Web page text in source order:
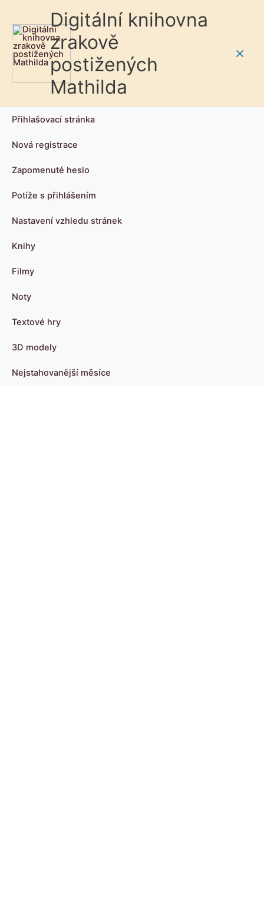
Digitální knihovna
zrakově
postižených
Mathilda
Přihlašovací stránka
Nová registrace
Zapomenuté heslo
Potíže s přihlášením
Nastavení vzhledu stránek
Knihy
Filmy
Noty
Textové hry
3D modely
Nejstahovanější měsíce